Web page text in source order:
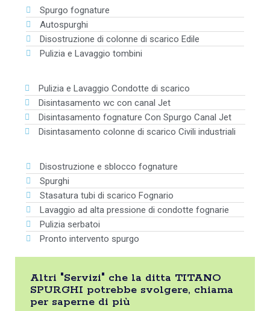
Spurgo fognature
Autospurghi
Disostruzione di colonne di scarico Edile
Pulizia e Lavaggio tombini
Pulizia e Lavaggio Condotte di scarico
Disintasamento wc con canal Jet
Disintasamento fognature Con Spurgo Canal Jet
Disintasamento colonne di scarico Civili industriali
Disostruzione e sblocco fognature
Spurghi
Stasatura tubi di scarico Fognario
Lavaggio ad alta pressione di condotte fognarie
Pulizia serbatoi
Pronto intervento spurgo
Altri "Servizi" che la ditta TITANO
SPURGHI potrebbe svolgere, chiama
per saperne di più